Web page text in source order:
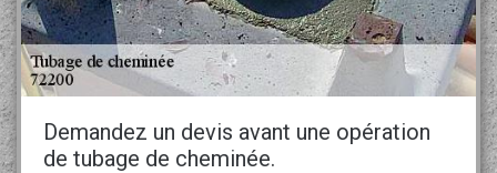
Demandez un devis avant une opération
de tubage de cheminée.